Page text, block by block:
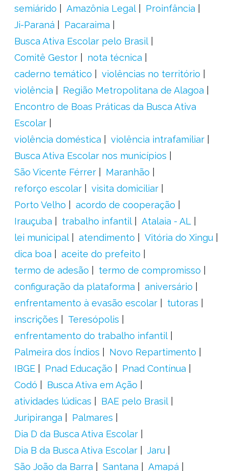
semiárido
Amazônia Legal
Proinfância
Ji-Paraná
Pacaraima
Busca Ativa Escolar pelo Brasil
Comitê Gestor
nota técnica
caderno temático
violências no território
violência
Região Metropolitana de Alagoa
Encontro de Boas Práticas da Busca Ativa
Escolar
violência doméstica
violência intrafamiliar
Busca Ativa Escolar nos municípios
São Vicente Férrer
Maranhão
reforço escolar
visita domiciliar
Porto Velho
acordo de cooperação
Irauçuba
trabalho infantil
Atalaia - AL
lei municipal
atendimento
Vitória do Xingu
dica boa
aceite do prefeito
termo de adesão
termo de compromisso
configuração da plataforma
aniversário
enfrentamento à evasão escolar
tutoras
inscrições
Teresópolis
enfrentamento do trabalho infantil
Palmeira dos Índios
Novo Repartimento
IBGE
Pnad Educação
Pnad Contínua
Codó
Busca Ativa em Ação
atividades lúdicas
BAE pelo Brasil
Juripiranga
Palmares
Dia D da Busca Ativa Escolar
Dia B da Busca Ativa Escolar
Jaru
São João da Barra
Santana Amapá